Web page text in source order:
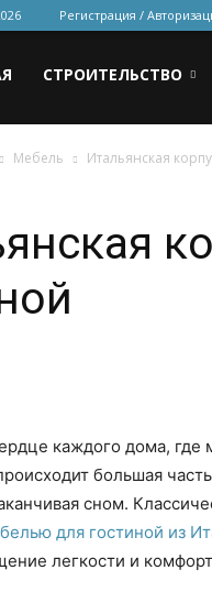
Регистрация /
СТРОИТЕЛЬСТВО
Мебель Итальянская
каждого дома,
большая
сном.
для гостиной из
легкости и